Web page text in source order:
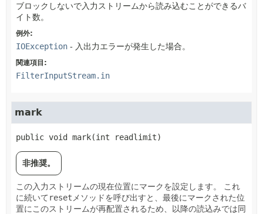
ブロックしないで入力ストリームから読み込むことができるバ
イト数。
例外:
IOException - 入出力エラーが発生した場合。
関連項目:
FilterInputStream.in
mark
public void mark(int readlimit)
非推奨。
この入力ストリームの現在位置にマークを設定します。
これ
に続いて reset メソッドを呼び出すと、最後にマークされた位
置にこのストリームが再配置されるため、以降の読込みでは同